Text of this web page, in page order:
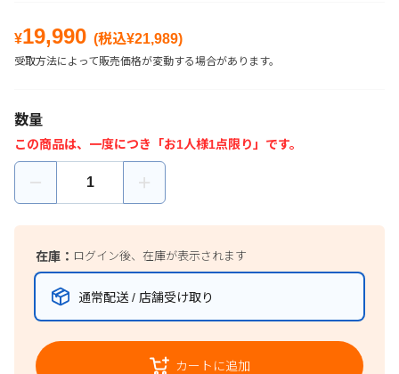
¥19,990 (税込¥21,989)
受取方法によって販売価格が変動する場合があります。
数量
この商品は、一度につき「お1人様1点限り」です。
在庫： ログイン後、在庫が表示されます
通常配送 / 店舗受け取り
カートに追加